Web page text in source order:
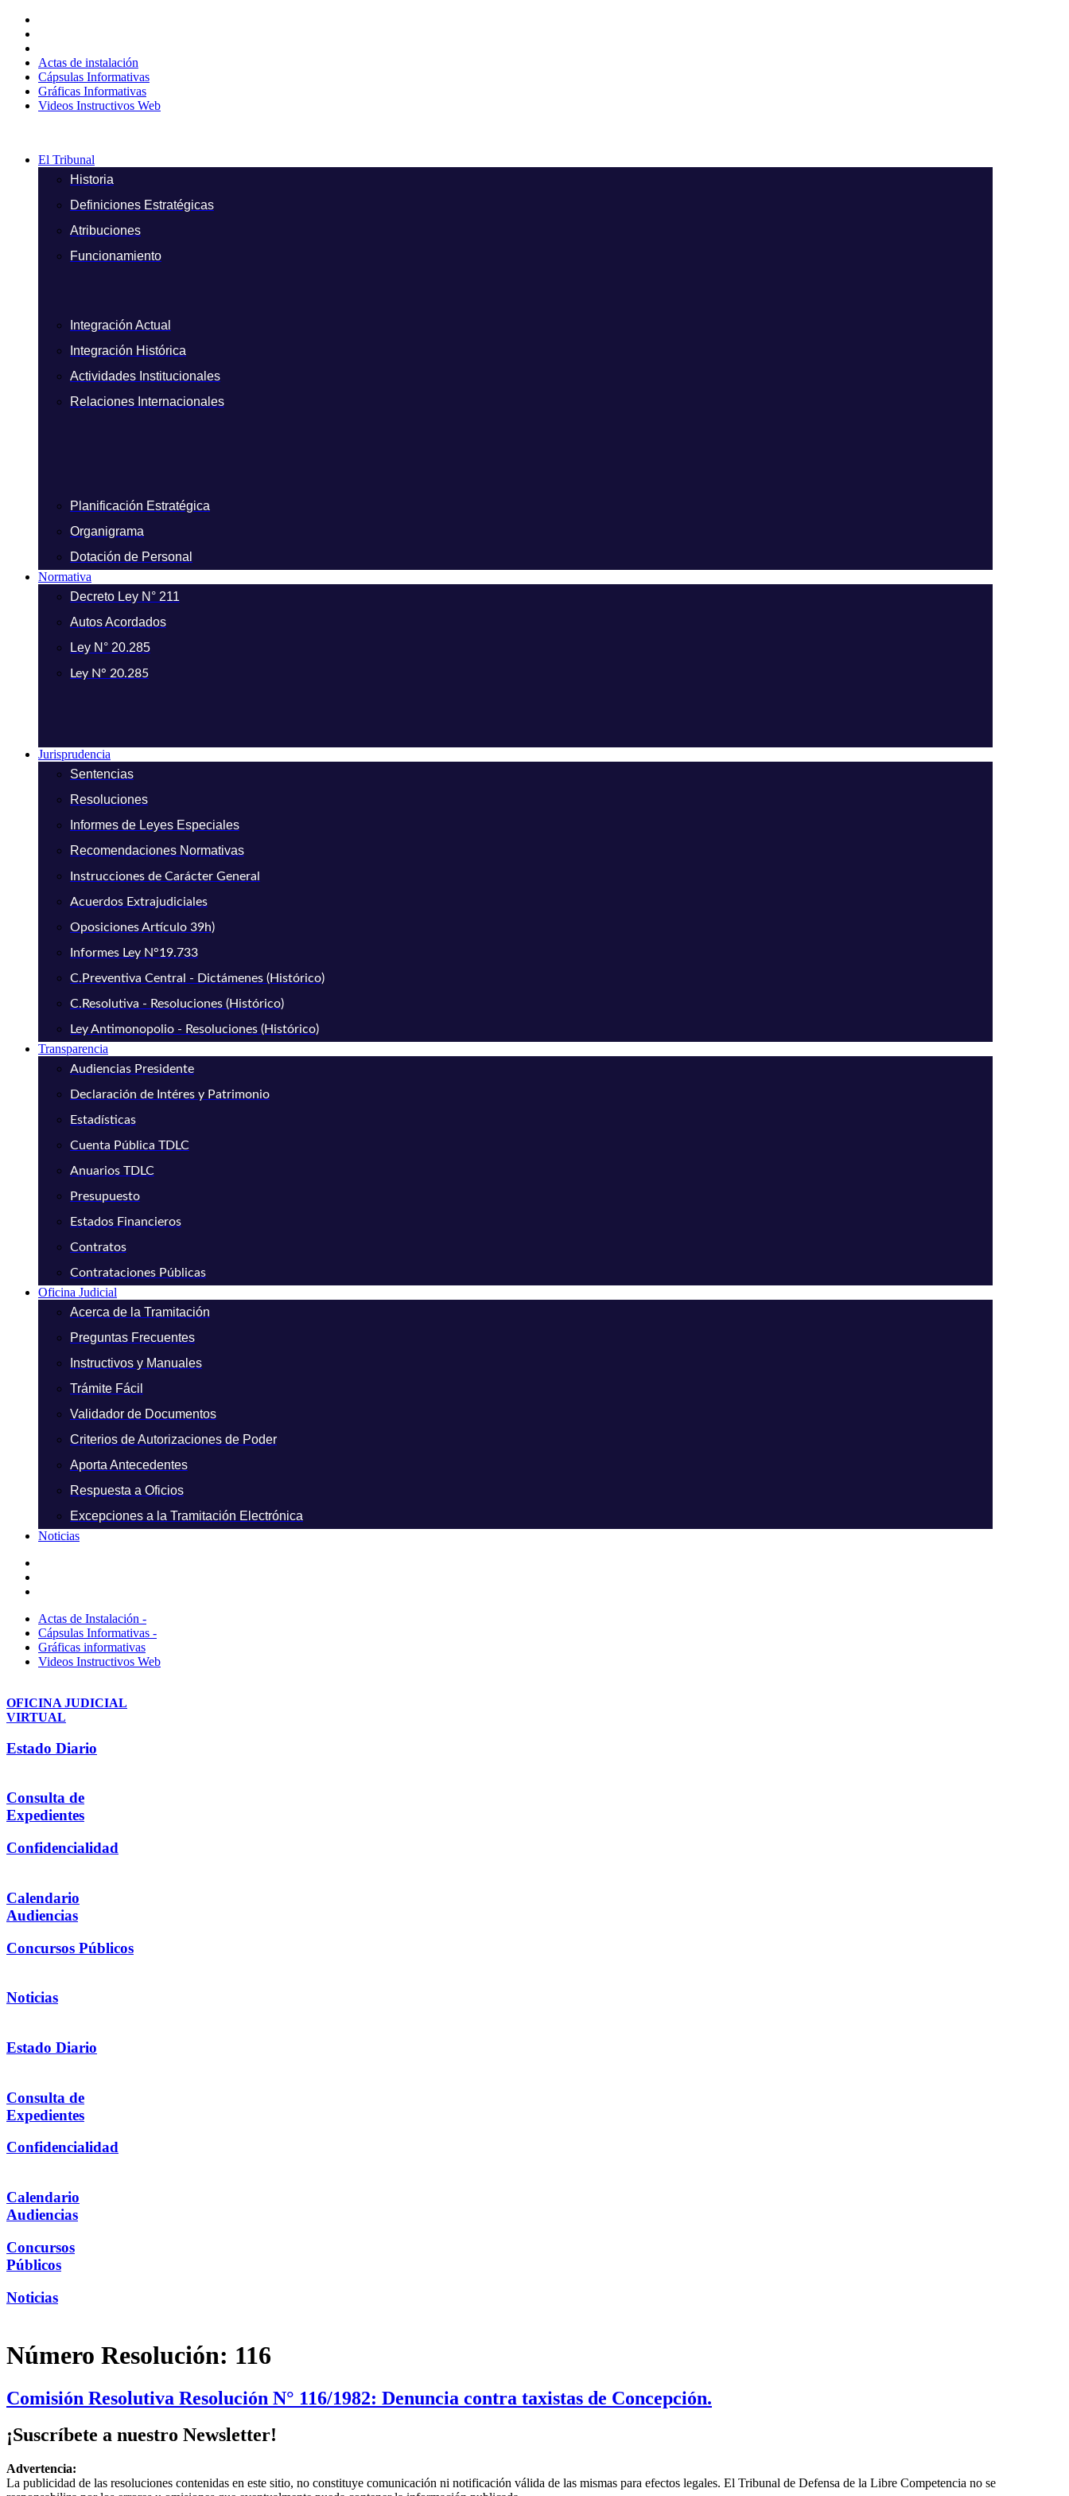
contenido
Actas de instalación
Cápsulas Informativas
Gráficas Informativas
Videos Instructivos Web
El Tribunal
Historia
Definiciones Estratégicas
Atribuciones
Funcionamiento
Integración Actual
Integración Histórica
Actividades Institucionales
Relaciones Internacionales
Planificación Estratégica
Organigrama
Dotación de Personal
Normativa
Decreto Ley N° 211
Autos Acordados
Ley N° 20.285
Ley N° 20.285
Jurisprudencia
Sentencias
Resoluciones
Informes de Leyes Especiales
Recomendaciones Normativas
Instrucciones de Carácter General
Acuerdos Extrajudiciales
Oposiciones Artículo 39h)
Informes Ley N°19.733
C.Preventiva Central - Dictámenes (Histórico)
C.Resolutiva - Resoluciones (Histórico)
Ley Antimonopolio - Resoluciones (Histórico)
Transparencia
Audiencias Presidente
Declaración de Intéres y Patrimonio
Estadísticas
Cuenta Pública TDLC
Anuarios TDLC
Presupuesto
Estados Financieros
Contratos
Contrataciones Públicas
Oficina Judicial
Acerca de la Tramitación
Preguntas Frecuentes
Instructivos y Manuales
Trámite Fácil
Validador de Documentos
Criterios de Autorizaciones de Poder
Aporta Antecedentes
Respuesta a Oficios
Excepciones a la Tramitación Electrónica
Noticias
Actas de Instalación -
Cápsulas Informativas -
Gráficas informativas
Videos Instructivos Web
OFICINA JUDICIAL
VIRTUAL
Estado Diario
Consulta de
Expedientes
Confidencialidad
Calendario
Audiencias
Concursos Públicos
Noticias
Estado Diario
Consulta de
Expedientes
Confidencialidad
Calendario
Audiencias
Concursos
Públicos
Noticias
Número Resolución: 116
Comisión Resolutiva Resolución N° 116/1982: Denuncia contra taxistas de Concepción.
¡Suscríbete a nuestro Newsletter!
Advertencia:
La publicidad de las resoluciones contenidas en este sitio, no constituye comunicación ni notificación válida de las mismas para efectos legales. El Tribunal de Defensa de la Libre Competencia no se